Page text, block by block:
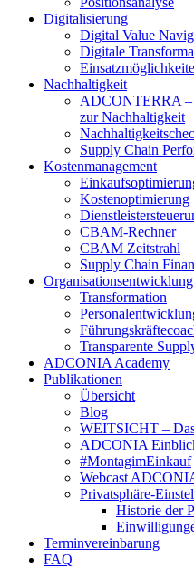
Digitalisierung
Digital Value
Digitale
Nachhaltigkeit
ADCONTERRA –
zur Nachhaltigkeit
Supply Chain
Kostenmanagement
Kostenoptimierung
CBAM-Rechner
CBAM Zeitstrahl
Supply Chain
Organisationsentwicklung
Transformation
Transparente
ADCONIA Academy
Publikationen
Übersicht
Blog
WEITSICHT –
ADCONIA
#MontagimEinkauf
Webcast
Privatsphäre-
Historie der
Terminvereinbarung
FAQ